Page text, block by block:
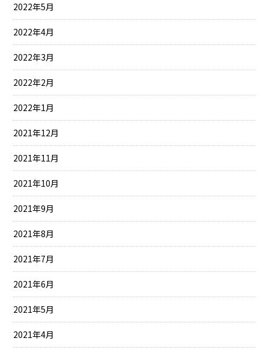
2022年5月
2022年4月
2022年3月
2022年2月
2022年1月
2021年12月
2021年11月
2021年10月
2021年9月
2021年8月
2021年7月
2021年6月
2021年5月
2021年4月